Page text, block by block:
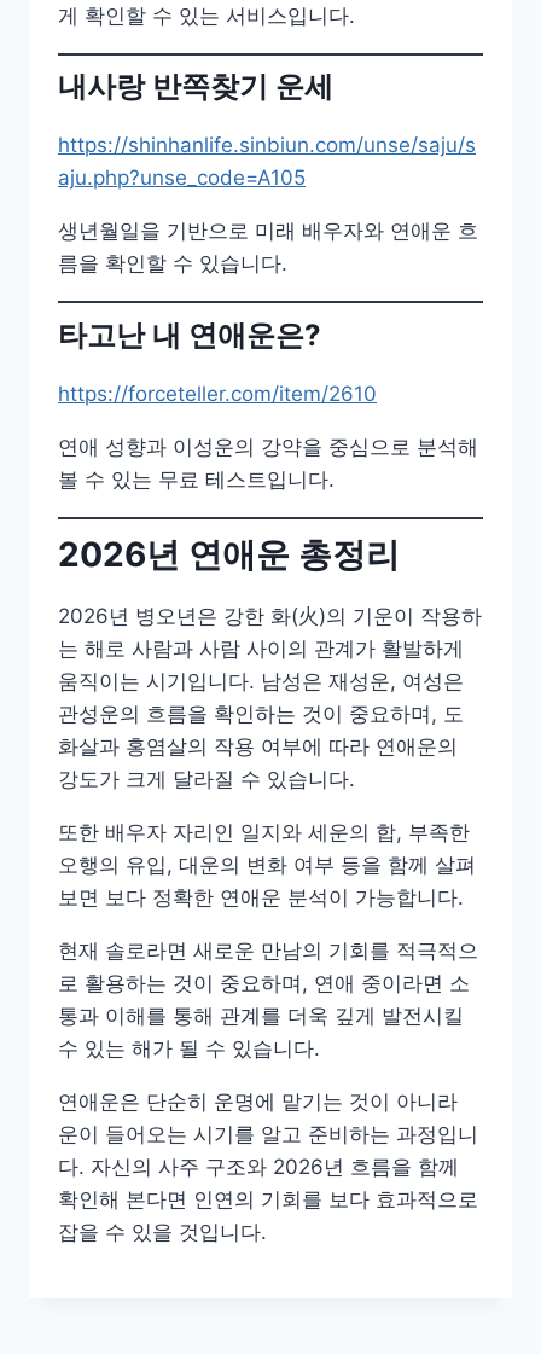
게 확인할 수 있는 서비스입니다.
내사랑 반쪽찾기 운세
https://shinhanlife.sinbiun.com/unse/saju/s
aju.php?unse_code=A105
생년월일을 기반으로 미래 배우자와 연애운 흐
름을 확인할 수 있습니다.
타고난 내 연애운은?
https://forceteller.com/item/2610
연애 성향과 이성운의 강약을 중심으로 분석해
볼 수 있는 무료 테스트입니다.
2026년 연애운 총정리
2026년 병오년은 강한 화(火)의 기운이 작용하
는 해로 사람과 사람 사이의 관계가 활발하게
움직이는 시기입니다. 남성은 재성운, 여성은
관성운의 흐름을 확인하는 것이 중요하며, 도
화살과 홍염살의 작용 여부에 따라 연애운의
강도가 크게 달라질 수 있습니다.
또한 배우자 자리인 일지와 세운의 합, 부족한
오행의 유입, 대운의 변화 여부 등을 함께 살펴
보면 보다 정확한 연애운 분석이 가능합니다.
현재 솔로라면 새로운 만남의 기회를 적극적으
로 활용하는 것이 중요하며, 연애 중이라면 소
통과 이해를 통해 관계를 더욱 깊게 발전시킬
수 있는 해가 될 수 있습니다.
연애운은 단순히 운명에 맡기는 것이 아니라
운이 들어오는 시기를 알고 준비하는 과정입니
다. 자신의 사주 구조와 2026년 흐름을 함께
확인해 본다면 인연의 기회를 보다 효과적으로
잡을 수 있을 것입니다.